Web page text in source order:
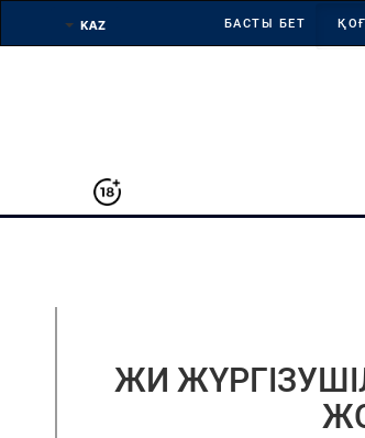
БАСТЫ БЕТ
ЖИ